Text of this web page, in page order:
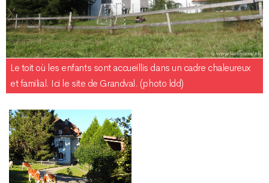
Le toit où les enfants sont accueillis dans un cadre chaleureux
et familial. Ici le site de Grandval. (photo ldd)